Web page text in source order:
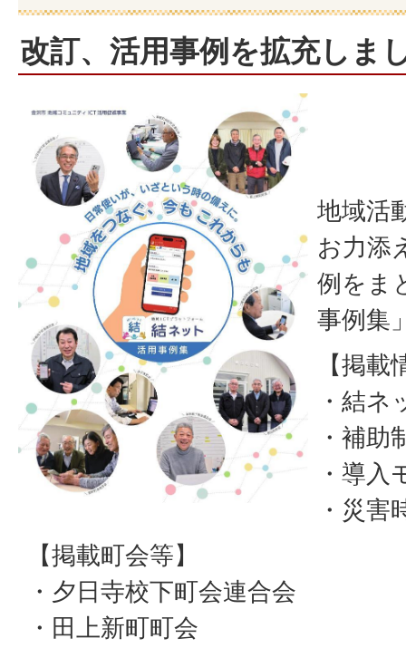
改訂、活用事例を拡充しま
地域活
お力添
例をま
事例集
【掲載
・結ネ
・補助
・導
・災害
【掲載町会等】
・夕日寺校下町会連合会
・田上新町町会